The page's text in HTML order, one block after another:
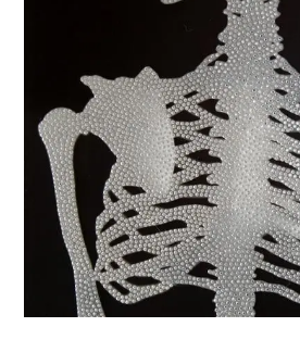
03_COLLAGES
04_DESSINS